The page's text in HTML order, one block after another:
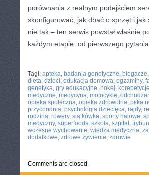
porównania z realnym podejściem
skonfigurować, jak dbać o sprzęt i jak
nie tak – ten serwis powstał właśnie
każdym etapie: od pierwszego
Tagi: apteka, badania genetyczne, biegacze,
dieta, dzieci, edukacja domowa, egzaminy,
genetyka, gry edukacyjne, hokej, korepetycje
medyczne, medycyna, motocykle,
opieka społeczna, opieka zdrowotna, piłka
przychodnia, psychologia dziecięca, rajdy,
rodzina, rowery, siatkówka, sporty halowe,
medyczny, superfoods, szkoła, szpital ,
wczesne wychowanie, wiedza medyczna,
dodatkowe, zdrowe żywienie, zdrowie
Comments are closed.